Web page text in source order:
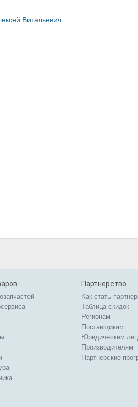
Витальевич
Партнерство
Как стать
Таблица скидок
Регионам
Поставщикам
Юридическим
Производителям
Партнерские